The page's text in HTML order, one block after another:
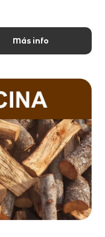
Más info